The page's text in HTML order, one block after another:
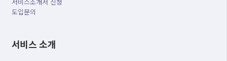
도입문의
서비스 소개